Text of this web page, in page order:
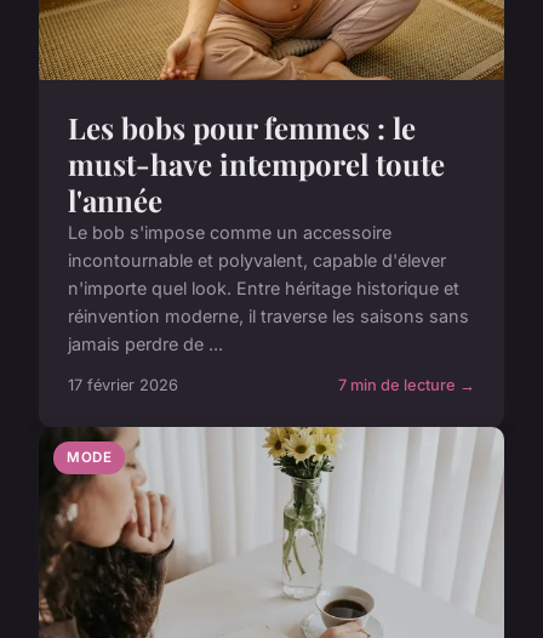
Les bobs pour femmes : le
must-have intemporel toute
l'année
Le bob s'impose comme un accessoire
incontournable et polyvalent, capable d'élever
n'importe quel look. Entre héritage historique et
réinvention moderne, il traverse les saisons sans
jamais perdre de ...
17 février 2026 7 min de lecture →
MODE